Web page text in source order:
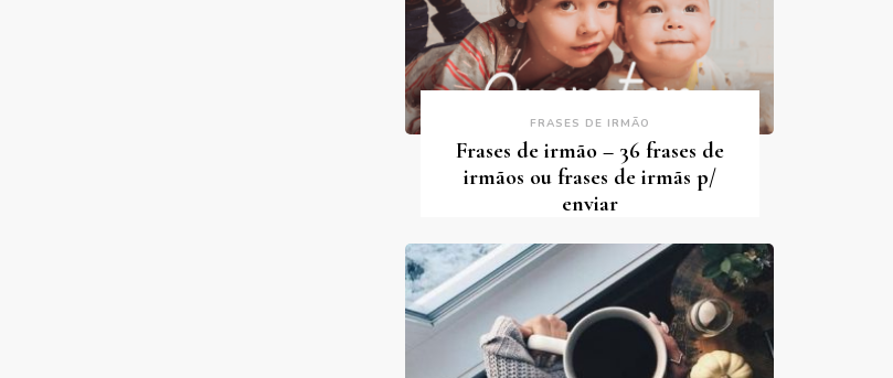
FRASES DE IRMÃO
Frases de irmão – 36 frases de
irmãos ou frases de irmãs p/
enviar